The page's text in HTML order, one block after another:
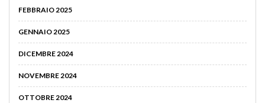
FEBBRAIO 2025
GENNAIO 2025
DICEMBRE 2024
NOVEMBRE 2024
OTTOBRE 2024